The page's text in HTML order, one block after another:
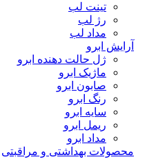
تینت لب
رژ لب
مداد لب
آرایش ابرو
ژل حالت دهنده ابرو
ماژیک ابرو
صابون ابرو
رنگ ابرو
سایه ابرو
ریمل ابرو
مداد ابرو
محصولات بهداشتی و مراقبتی